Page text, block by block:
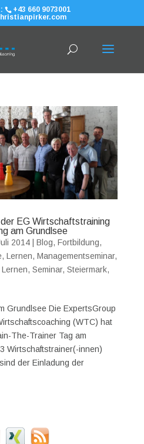
+43 660 9073001
EG Wirtschaftstraining
am Grundlsee
2014| Blog, Fortbildung,
, Lernen, Managementseminar,
, Seminar, Steiermark,
Grundlsee Die ExpertsGroup
(WTC) hat
The-Trainer Tag am
Wirtschaftstrainer(-innen)
der Einladung der